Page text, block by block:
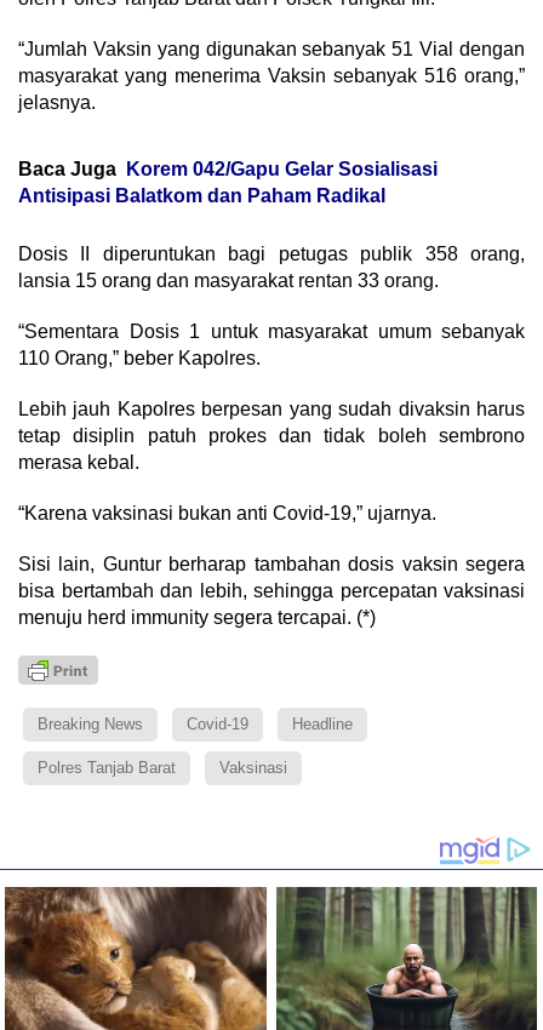
“Jumlah Vaksin yang digunakan sebanyak 51 Vial dengan
masyarakat yang menerima Vaksin sebanyak 516 orang,”
jelasnya.
Baca Juga
Korem 042/Gapu Gelar Sosialisasi
Antisipasi Balatkom dan Paham Radikal
Dosis II diperuntukan bagi petugas publik 358 orang,
lansia 15 orang dan masyarakat rentan 33 orang.
“Sementara Dosis 1 untuk masyarakat umum sebanyak
110 Orang,” beber Kapolres.
Lebih jauh Kapolres berpesan yang sudah divaksin harus
tetap disiplin patuh prokes dan tidak boleh sembrono
merasa kebal.
“Karena vaksinasi bukan anti Covid-19,” ujarnya.
Sisi lain, Guntur berharap tambahan dosis vaksin segera
bisa bertambah dan lebih, sehingga percepatan vaksinasi
menuju herd immunity segera tercapai. (*)
Breaking News Covid-19 Headline
Polres Tanjab Barat Vaksinasi